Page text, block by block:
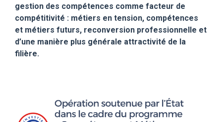
gestion des compétences comme facteur de
compétitivité : métiers en tension, compétences
et métiers futurs, reconversion professionnelle et
d’une manière plus générale attractivité de la
filière.